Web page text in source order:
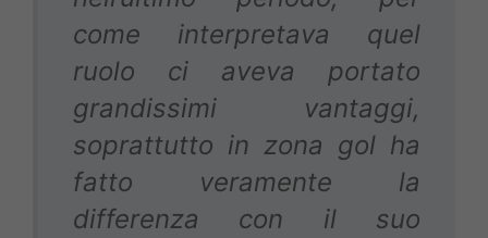
come interpretava quel
ruolo ci aveva portato
grandissimi vantaggi,
soprattutto in zona gol ha
fatto veramente la
differenza con il suo